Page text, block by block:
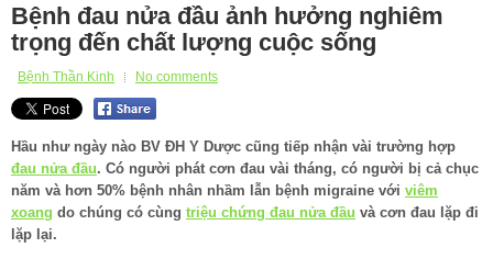
Bệnh đau nửa đầu ảnh hưởng nghiêm
trọng đến chất lượng cuộc sống
Bệnh Thần Kinh No comments
Hầu như ngày nào BV ĐH Y Dược cũng tiếp nhận vài trường hợp
đau nửa đầu. Có người phát cơn đau vài tháng, có người bị cả chục
năm và hơn 50% bệnh nhân nhầm lẫn bệnh migraine với viêm
xoang do chúng có cùng triệu chứng đau nửa đầu và cơn đau lặp đi
lặp lại.